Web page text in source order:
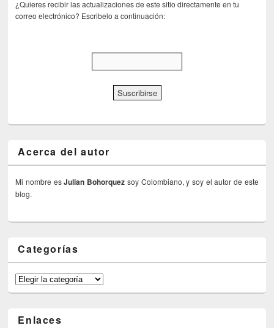
¿Quieres recibir las actualizaciones de este sitio directamente en tu
correo electrónico? Escribelo a continuación:
Acerca del autor
Mi nombre esJulian Bohorquez soy Colombiano, y soy el autor de este
blog.
Categorías
Categorías
Enlaces